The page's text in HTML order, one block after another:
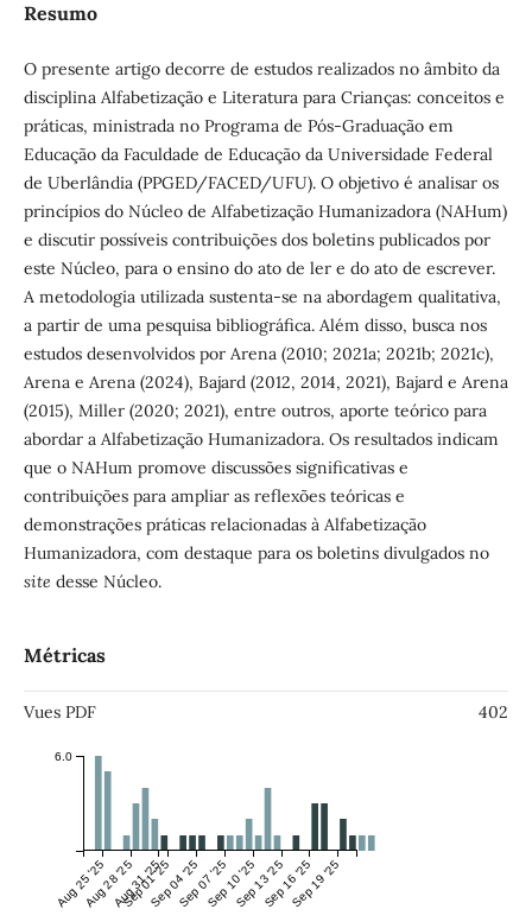
Resumo
O presente artigo decorre de estudos realizados no âmbito da
disciplina Alfabetização e Literatura para Crianças: conceitos e
práticas, ministrada no Programa de Pós-Graduação em
Educação da Faculdade de Educação da Universidade Federal
de Uberlândia (PPGED/FACED/UFU). O objetivo é analisar os
princípios do Núcleo de Alfabetização Humanizadora (NAHum)
e discutir possíveis contribuições dos boletins publicados por
este Núcleo, para o ensino do ato de ler e do ato de escrever.
A metodologia utilizada sustenta-se na abordagem qualitativa,
a partir de uma pesquisa bibliográfica. Além disso, busca nos
estudos desenvolvidos por Arena (2010; 2021a; 2021b; 2021c),
Arena e Arena (2024), Bajard (2012, 2014, 2021), Bajard e Arena
(2015), Miller (2020; 2021), entre outros, aporte teórico para
abordar a Alfabetização Humanizadora. Os resultados indicam
que o NAHum promove discussões significativas e
contribuições para ampliar as reflexões teóricas e
demonstrações práticas relacionadas à Alfabetização
Humanizadora, com destaque para os boletins divulgados no
site desse Núcleo.
Métricas
Vues PDF 402
Aug 25 '25Aug 28 '25Aug 31 '25
Sep 01 '25Sep 04 '25Sep 07 '25Sep 10 '25Sep 13 '25Sep 16 '25Sep 19 '25
6.0